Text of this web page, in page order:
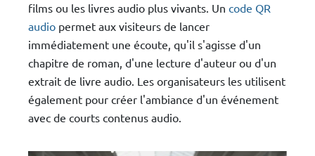
films ou les livres audio plus vivants. Un code QR
audio permet aux visiteurs de lancer
immédiatement une écoute, qu'il s'agisse d'un
chapitre de roman, d'une lecture d'auteur ou d'un
extrait de livre audio. Les organisateurs les utilisent
également pour créer l'ambiance d'un événement
avec de courts contenus audio.